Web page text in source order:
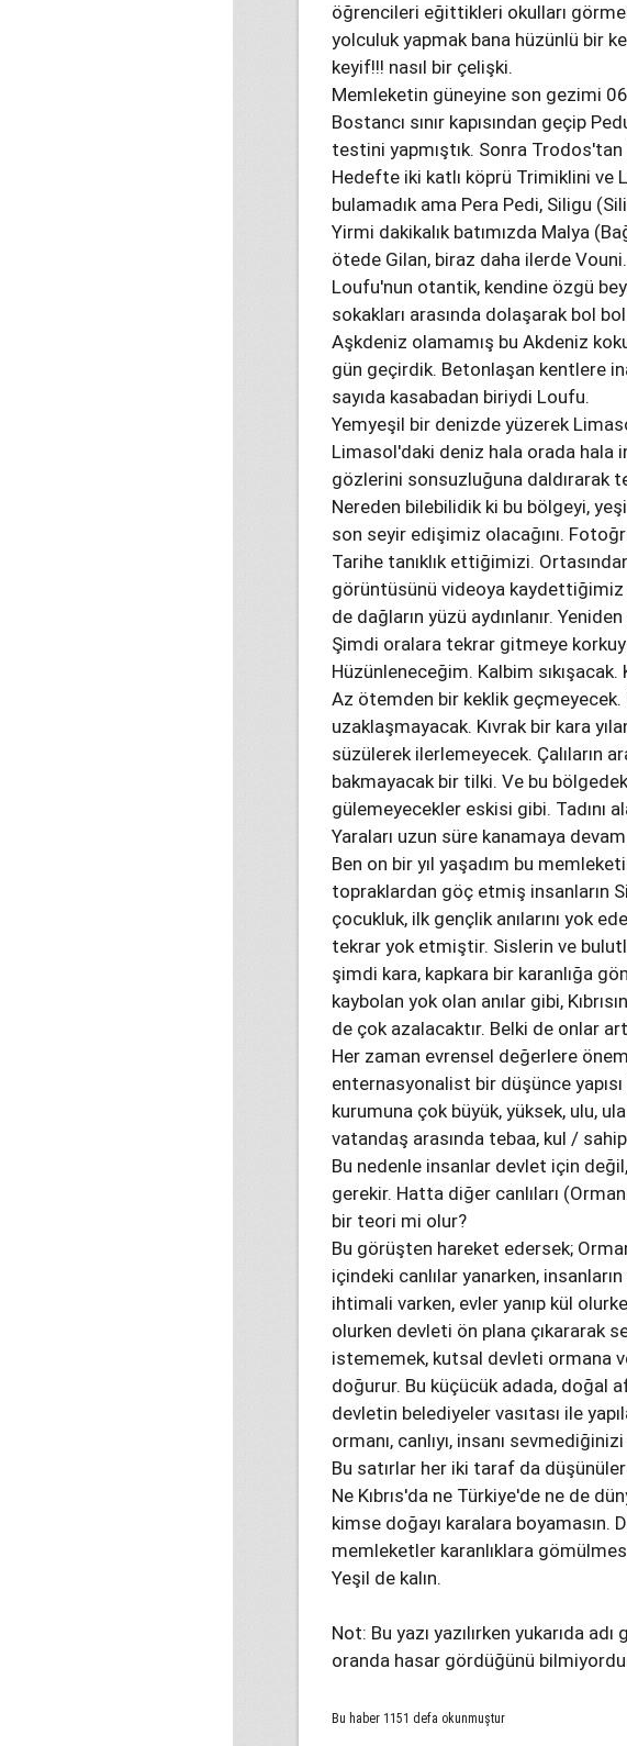
öğrencileri eğittikleri okulları
yolculuk yapmak bana hüzünlü bir
keyif!!! nasıl bir çelişki.
Memleketin güneyine son gezimi
Bostancı sınır kapısından geçip
testini yapmıştık. Sonra
Hedefte iki katlı köprü Trimiklini ve
bulamadık ama Pera Pedi, Siligu
Yirmi dakikalık batımızda Malya
ötede Gilan, biraz daha ilerde
Loufu'nun otantik, kendine özgü
sokakları arasında dolaşarak bol
Aşkdeniz olamamış bu Akdeniz
gün geçirdik. Betonlaşan kentlere
sayıda kasabadan biriydi Loufu.
Yemyeşil bir denizde yüzerek
Limasol'daki deniz hala orada hala
gözlerini sonsuzluğuna daldırarak
Nereden bilebilidik ki bu bölgeyi,
son seyir edişimiz olacağını.
Tarihe tanıklık ettiğimizi.
görüntüsünü videoya
de dağların yüzü aydınlanır.
Şimdi oralara tekrar gitmeye
Hüzünleneceğim. Kalbim
Az ötemden bir keklik
uzaklaşmayacak. Kıvrak bir kara
süzülerek ilerlemeyecek. Çalıların
bakmayacak bir tilki. Ve bu
gülemeyecekler eskisi gibi. Tadını
Yaraları uzun süre kanamaya
Ben on bir yıl yaşadım bu
topraklardan göç etmiş insanların
çocukluk, ilk gençlik anılarını yok
tekrar yok etmiştir. Sislerin ve
şimdi kara, kapkara bir karanlığa
kaybolan yok olan anılar gibi,
de çok azalacaktır. Belki de onlar
Her zaman evrensel değerlere
enternasyonalist bir düşünce
kurumuna çok büyük, yüksek, ulu,
vatandaş arasında tebaa, kul /
Bu nedenle insanlar devlet için
gerekir. Hatta diğer canlıları
bir teori mi olur?
Bu görüşten hareket edersek;
içindeki canlılar yanarken,
ihtimali varken, evler yanıp kül
olurken devleti ön plana çıkararak
istememek, kutsal devleti ormana
doğurur. Bu küçücük adada, doğal
devletin belediyeler vasıtası ile
ormanı, canlıyı, insanı
Bu satırlar her iki taraf da
Ne Kıbrıs'da ne Türkiye'de ne de
kimse doğayı karalara boyamasın.
memleketler karanlıklara
Yeşil de kalın.
Not: Bu yazı yazılırken yukarıda
oranda hasar gördüğünü
Bu haber 1151 defa okunmuştur